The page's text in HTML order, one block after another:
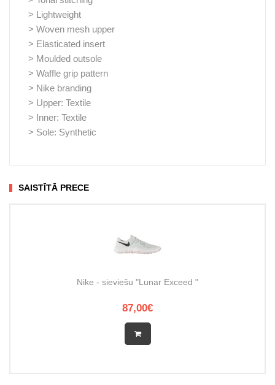
> Lightweight
> Woven mesh upper
> Elasticated insert
> Moulded outsole
> Waffle grip pattern
> Nike branding
> Upper: Textile
> Inner: Textile
> Sole: Synthetic
SAISTĪTĀ PRECE
Nike - sieviešu "Lunar Exceed "
87,00€